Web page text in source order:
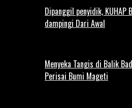
Dipanggil penyidik, KUHAP
dampingi Dari Awal
Menyeka Tangis di Balik
Perisai Bumi Mageti